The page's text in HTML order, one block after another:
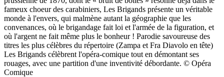
fameux choeur des carabiniers, Les Brigands présente un véritable
monde à l'envers, qui malmène autant la géographie que les
convenances, où le brigandage fait loi et l'armée de la figuration, et
où l'argent ne fait même plus le bonheur ! Parodie savoureuse des
titres les plus célèbres du répertoire (Zampa et Fra Diavolo en tête)
Les Brigands célèbrent l'opéra-comique tout en démontant ses
rouages, avec une partition d'une inventivité débordante. © Opéra
Comique